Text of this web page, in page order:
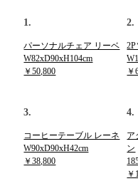
1.
パーソナルチェア リーベ
W82xD90xH104cm
￥50,800
2.
￥
3.
コーヒーテーブル レーネ
W90xD90xH42cm
￥38,800
4.
ア
ン
￥